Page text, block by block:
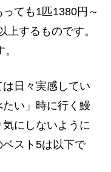
ても1匹1380円～
上するものです。
日々実感してい
い」時に行く鰻
にしないように
スト5は以下で